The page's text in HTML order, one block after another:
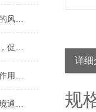
引风机与鼓风机：工业领域的风动双子星
环保风机助力绿色工厂建设，促进节能减排
引风机在工业生产中的重要作用及发展趋势
引风机是一款高效能耗的环境通风设备
详细
规